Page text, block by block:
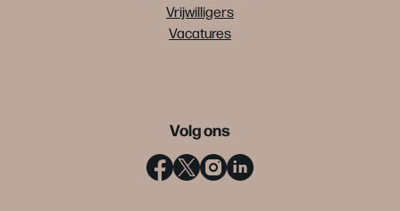
Vrijwilligers
Vacatures
Volg ons